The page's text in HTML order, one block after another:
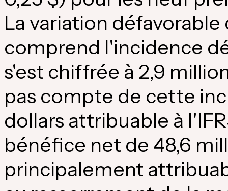
La variation défavorable
comprend l'incidence
s'est chiffrée à 2,9
pas compte de cette
dollars attribuable à
bénéfice net de 48,6
principalement